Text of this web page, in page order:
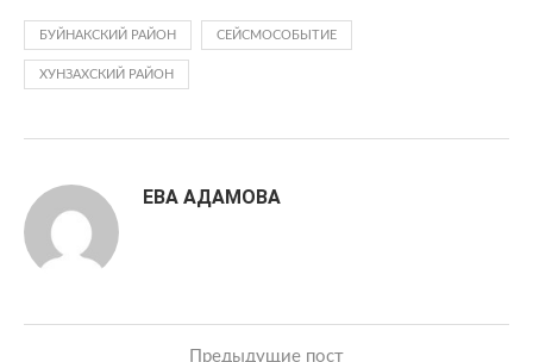
БУЙНАКСКИЙ РАЙОН СЕЙСМОСОБЫТИЕ
ХУНЗАХСКИЙ РАЙОН
ЕВА АДАМОВА
Предыдущие пост